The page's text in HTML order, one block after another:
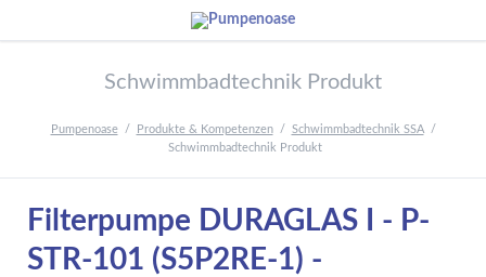
Schwimmbadtechnik Produkt
Pumpenoase Produkte & Kompetenzen
Schwimmbadtechnik SSA
Schwimmbadtechnik Produkt
Filterpumpe DURAGLAS I - P-
STR-101 (S5P2RE-1) -